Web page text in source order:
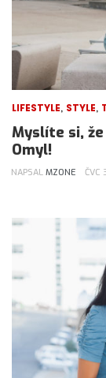
LIFESTYLE, STYLE,
Myslíte si,
Omyl!
NAPSAL MZONE ČVC